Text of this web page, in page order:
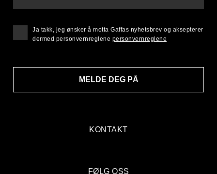
KONTAKT
MELDE DEG PÅ
Ja takk, jeg ønsker å motta Gaffas nyhetsbrev og aksepterer
dermed personvernreglene personvernreglene
FØLG OSS